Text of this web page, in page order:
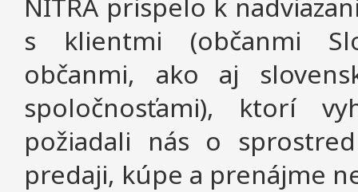
s klientmi (občanmi
občanmi, ako aj
spoločnosťami), ktorí
požiadali nás o
predaji, kúpe a prenájme